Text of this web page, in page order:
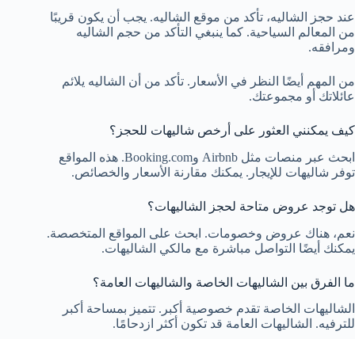
عند حجز الشاليه، تأكد من موقع الشاليه. يجب أن يكون قريبًا
من المعالم السياحية. كما ينبغي التأكد من حجم الشاليه
ومرافقه.
من المهم أيضًا النظر في الأسعار. تأكد من أن الشاليه يلائم
عائلاتك أو مجموعتك.
كيف يمكنني العثور على أرخص شاليهات للحجز؟
ابحث عبر منصات مثل Airbnb وBooking.com. هذه المواقع
توفر شاليهات للإيجار. يمكنك مقارنة الأسعار والخصائص.
هل توجد عروض متاحة لحجز الشاليهات؟
نعم، هناك عروض وخصومات. ابحث على المواقع المتخصصة.
يمكنك أيضًا التواصل مباشرة مع مالكي الشاليهات.
ما الفرق بين الشاليهات الخاصة والشاليهات العامة؟
الشاليهات الخاصة تقدم خصوصية أكبر. تتميز بمساحة أكبر
للترفيه. الشاليهات العامة قد تكون أكثر ازدحامًا.